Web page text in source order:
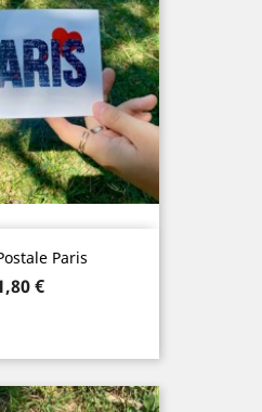
Paris
€